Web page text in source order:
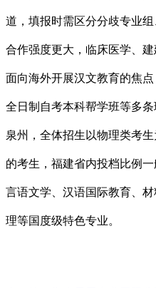
道，填报时需区分分歧专业
合作强度更大，临床医学、
面向海外开展汉文教育的焦
全日制自考本科帮学班等多
泉州，全体招生以物理类考
的考生，福建省内投档比例
言语文学、汉语国际教育、
理等国度级特色专业。